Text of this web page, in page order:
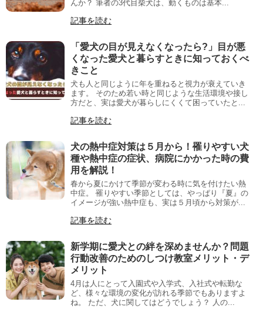
んか？ 筆者の3代目柴犬は、動くものは基本...
記事を読む
「愛犬の目が見えなくなったら?」目が悪
くなった愛犬と暮らすときに知っておくべ
きこと
犬も人と同じように年を重ねると視力が衰えていき
ます。 そのため若い時と同じような生活環境や接し
方だと、実は愛犬が暮らしにくくて困っていたと...
記事を読む
犬の熱中症対策は５月から！罹りやすい犬
種や熱中症の症状、病院にかかった時の費
用を解説！
春から夏にかけて季節が変わる時に気を付けたい熱
中症。 罹りやすい季節としては、やっぱり『夏』の
イメージが強い熱中症も、実は５月頃から対策が...
記事を読む
新学期に愛犬との絆を深めませんか？問題
行動改善のためのしつけ教室メリット・デ
メリット
4月は人にとって入園式や入学式、入社式や転勤な
ど、様々な環境の変化が訪れる季節でもありますよ
ね。 ただ、犬に関してはどうでしょう？ 人の...